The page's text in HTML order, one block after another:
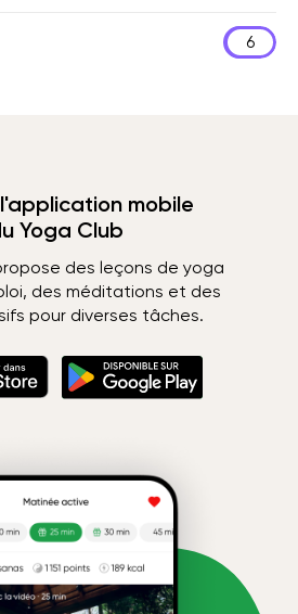
6
l'application mobile
Yoga Club
des leçons de yoga
des méditations et des
pour diverses tâches.